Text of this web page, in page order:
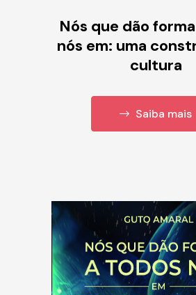
Nós que dão
nós em: uma
cultura
Saiba mais